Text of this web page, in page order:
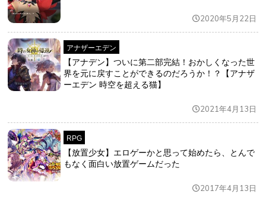
2020年5月22日
アナザーエデン
【アナデン】ついに第二部完結！おかしくなった世
界を元に戻すことができるのだろうか！？【アナザ
ーエデン 時空を超える猫】
2021年4月13日
RPG
【放置少女】エロゲーかと思って始めたら、とんで
もなく面白い放置ゲームだった
2017年4月13日